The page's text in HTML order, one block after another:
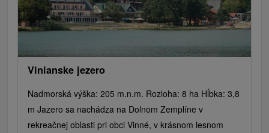
Vinianske jezero
Nadmorská výška: 205 m.n.m. Rozloha: 8 ha Hĺbka: 3,8
m Jazero sa nachádza na Dolnom Zemplíne v
rekreačnej oblasti pri obci Vinné, v krásnom lesnom